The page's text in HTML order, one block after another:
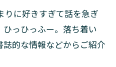
に好きすぎて話を急ぎ
っひっふー。落ち着い
的な情報などからご紹介